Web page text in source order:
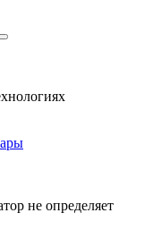
не определяет